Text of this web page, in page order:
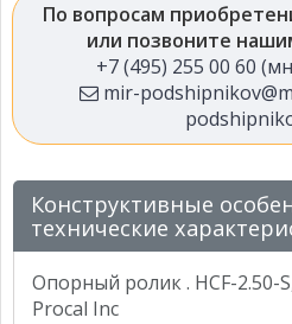
По вопросам
или позвоните
+7 (495) 255 00 60
mir-
Конструктивные
технические
Опорный ролик . HCF-2.50-
Procal Inc